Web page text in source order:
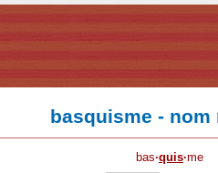
basquisme - nom
bas·quis·me